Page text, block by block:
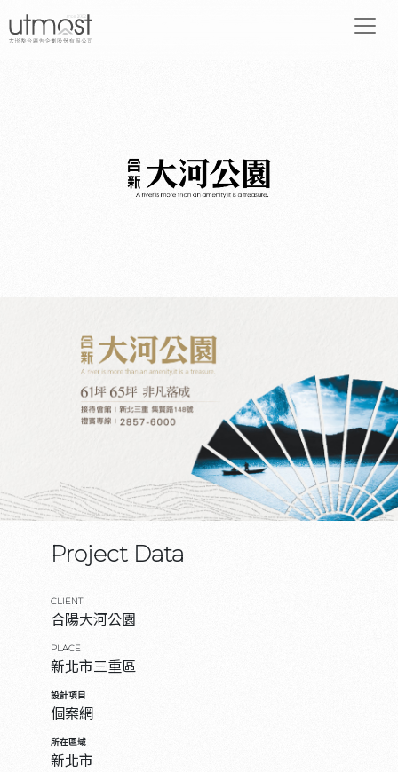
Project Data
CLIENT
合陽大河公園
PLACE
新北市三重區
設計項目
個案網
所在區域
新北市